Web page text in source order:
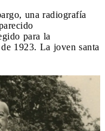
una radiografía
para la
1923. La joven santa